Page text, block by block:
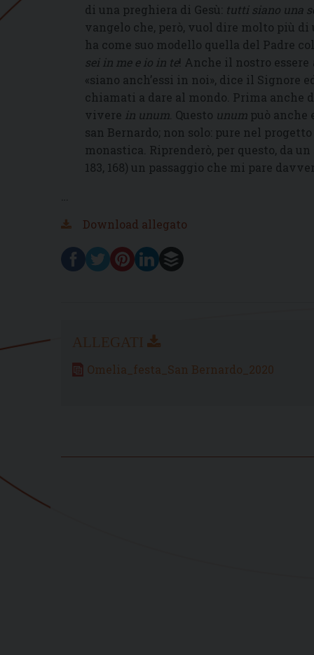
di una preghiera di Gesù: tutti siano una
vangelo che, però, vuol dire molto più
ha come suo modello quella del Padre
sei in me e io in te! Anche il nostro essere
«siano anch’essi in noi», dice il Signore
chiamati a dare al mondo. Prima anche
vivere in unum . Questo unum può anche
san Bernardo; non solo: pure nel
monastica. Riprenderò, per questo, da
183, 168) un passaggio che mi pare
Download allegato
Omelia_festa_San Bernardo_2020